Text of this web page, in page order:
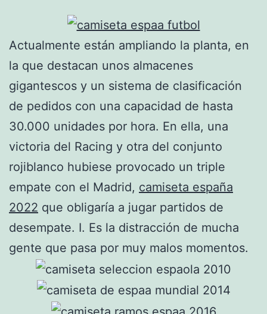
Actualmente están ampliando la planta, en
la que destacan unos almacenes
gigantescos y un sistema de clasificación
de pedidos con una capacidad de hasta
30.000 unidades por hora. En ella, una
victoria del Racing y otra del conjunto
rojiblanco hubiese provocado un triple
empate con el Madrid, camiseta españa
2022 que obligaría a jugar partidos de
desempate. I. Es la distracción de mucha
gente que pasa por muy malos momentos.